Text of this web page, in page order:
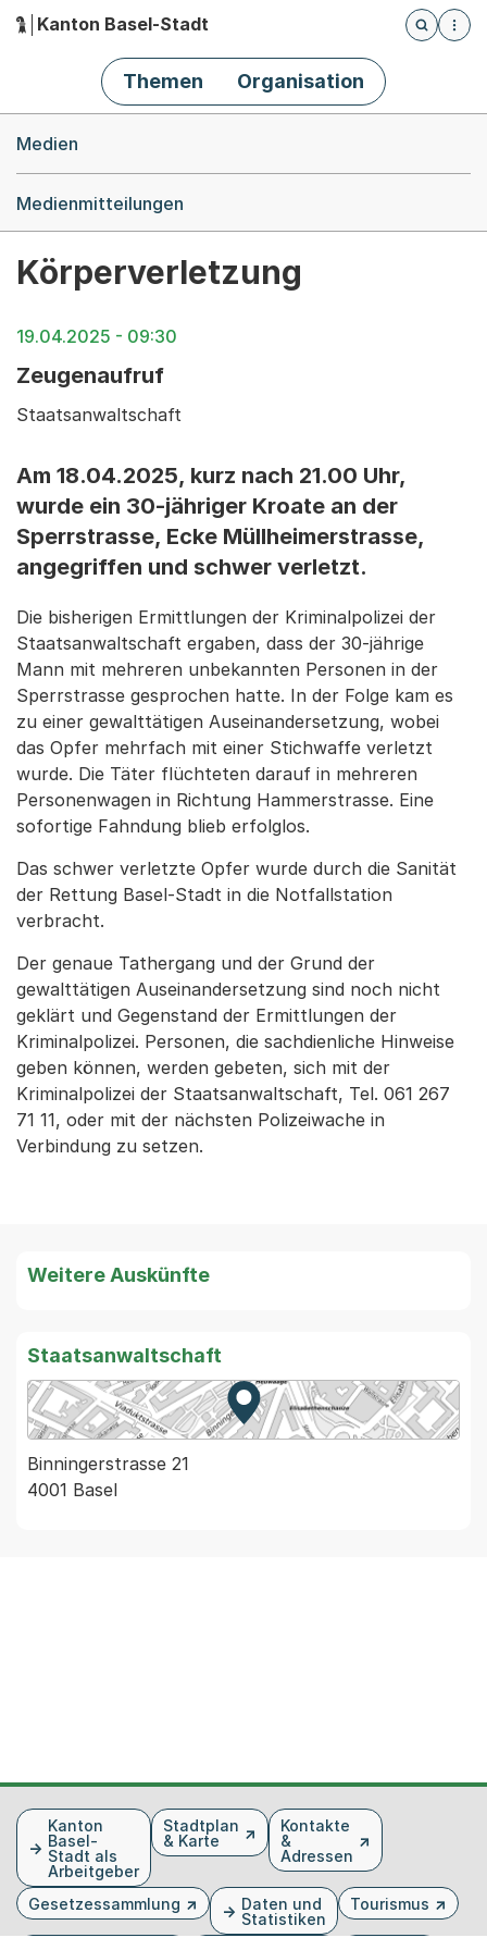
Hauptnavigation
Kanton Basel-Stadt
Öffnet
Themen Organisation
Medien
Medienmitteilungen
Körperverletzung
19.04.2025 - 09:30
Zeugenaufruf
Staatsanwaltschaft
Am 18.04.2025, kurz nach 21.00 Uhr,
wurde ein 30-jähriger Kroate an der
Sperrstrasse, Ecke Müllheimerstrasse,
angegriffen und schwer verletzt.
Die bisherigen Ermittlungen der Kriminalpolizei der
Staatsanwaltschaft ergaben, dass der 30-jährige
Mann mit mehreren unbekannten Personen in der
Sperrstrasse gesprochen hatte. In der Folge kam es
zu einer gewalttätigen Auseinandersetzung, wobei
das Opfer mehrfach mit einer Stichwaffe verletzt
wurde. Die Täter flüchteten darauf in mehreren
Personenwagen in Richtung Hammerstrasse. Eine
sofortige Fahndung blieb erfolglos.
Das schwer verletzte Opfer wurde durch die Sanität
der Rettung Basel-Stadt in die Notfallstation
verbracht.
Der genaue Tathergang und der Grund der
gewalttätigen Auseinandersetzung sind noch nicht
geklärt und Gegenstand der Ermittlungen der
Kriminalpolizei. Personen, die sachdienliche Hinweise
geben können, werden gebeten, sich mit der
Kriminalpolizei der Staatsanwaltschaft, Tel. 061 267
71 11, oder mit der nächsten Polizeiwache in
Verbindung zu setzen.
Weitere Auskünfte
Staatsanwaltschaft
Zur Karte von MapBS.
Externer Link, wird in einem
Binningerstrasse 21
4001 Basel
FusszeileKanton
Basel-
Stadt als
Arbeitgeber
Stadtplan
& Karte
Kontakte
&
Adressen
Gesetzessammlung
Daten und
Statistiken
Tourismus